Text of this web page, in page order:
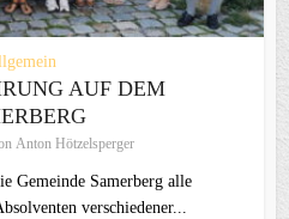
AUF DEM
Anton Hötzelsperger
Gemeinde Samerberg alle
verschiedener...